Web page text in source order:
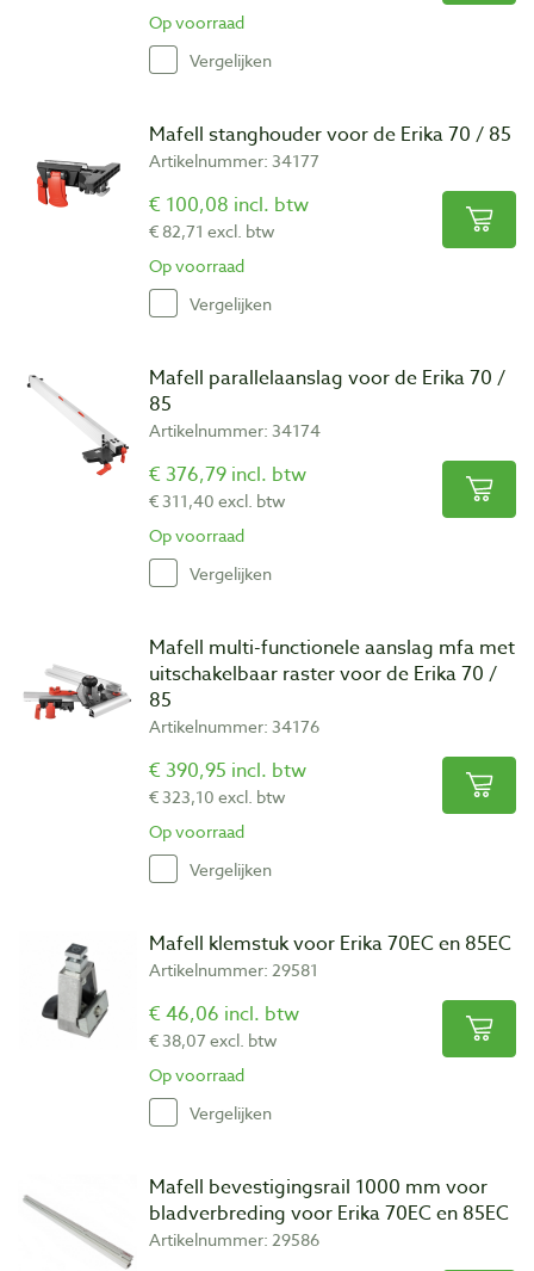
Op voorraad
Vergelijken
Mafell stanghouder voor de Erika 70 / 85
Artikelnummer: 34177
€ 100,08 incl. btw
€ 82,71 excl. btw
Op voorraad
Vergelijken
Mafell parallelaanslag voor de Erika 70 /
85
Artikelnummer: 34174
€ 376,79 incl. btw
€ 311,40 excl. btw
Op voorraad
Vergelijken
Mafell multi-functionele aanslag mfa met
uitschakelbaar raster voor de Erika 70 /
85
Artikelnummer: 34176
€ 390,95 incl. btw
€ 323,10 excl. btw
Op voorraad
Vergelijken
Mafell klemstuk voor Erika 70EC en 85EC
Artikelnummer: 29581
€ 46,06 incl. btw
€ 38,07 excl. btw
Op voorraad
Vergelijken
Mafell bevestigingsrail 1000 mm voor
bladverbreding voor Erika 70EC en 85EC
Artikelnummer: 29586